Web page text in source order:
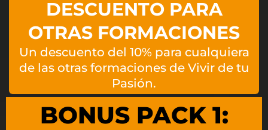
DESCUENTO PARA
OTRAS FORMACIONES
Un descuento del 10% para cualquiera
de las otras formaciones de Vivir de tu
Pasión.
BONUS PACK 1: